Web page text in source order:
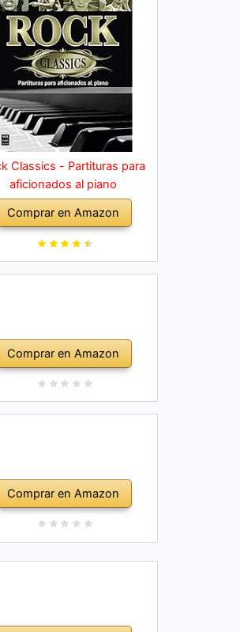
Classics - Partituras para
aficionados al piano
Comprar en Amazon
Comprar en Amazon
Comprar en Amazon